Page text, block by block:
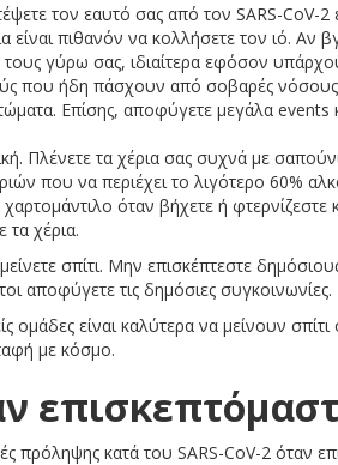
τον εαυτό σας από τον SARS-CoV-
πιθανόν να κολλήσετε τον ιό. Αν
γύρω σας, ιδιαίτερα εφόσον
που ήδη πάσχουν από σοβαρές
Επίσης, αποφύγετε μεγάλα events
Πλένετε τα χέρια σας συχνά με
που να περιέχει το λιγότερο 60%
όταν βήχετε ή
τα χέρια.
σπίτι. Μην επισκέπτεστε
αποφύγετε τις δημόσιες συγκοινωνίες.
ομάδες είναι καλύτερα να μείνουν
με κόσμο.
πρόληψης κατά του SARS-CoV-2 όταν